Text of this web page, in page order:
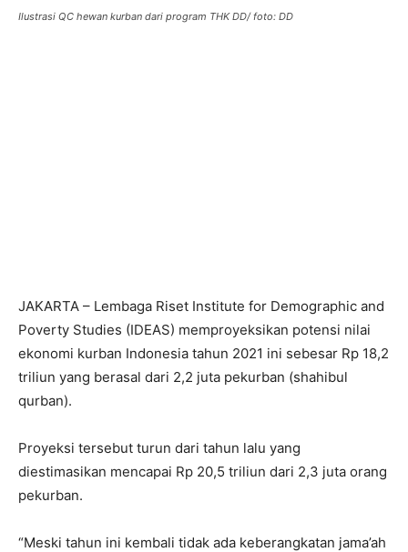
Ilustrasi QC hewan kurban dari program THK DD/ foto: DD
JAKARTA – Lembaga Riset Institute for Demographic and
Poverty Studies (IDEAS) memproyeksikan potensi nilai
ekonomi kurban Indonesia tahun 2021 ini sebesar Rp 18,2
triliun yang berasal dari 2,2 juta pekurban (shahibul
qurban).
Proyeksi tersebut turun dari tahun lalu yang
diestimasikan mencapai Rp 20,5 triliun dari 2,3 juta orang
pekurban.
“Meski tahun ini kembali tidak ada keberangkatan jama’ah